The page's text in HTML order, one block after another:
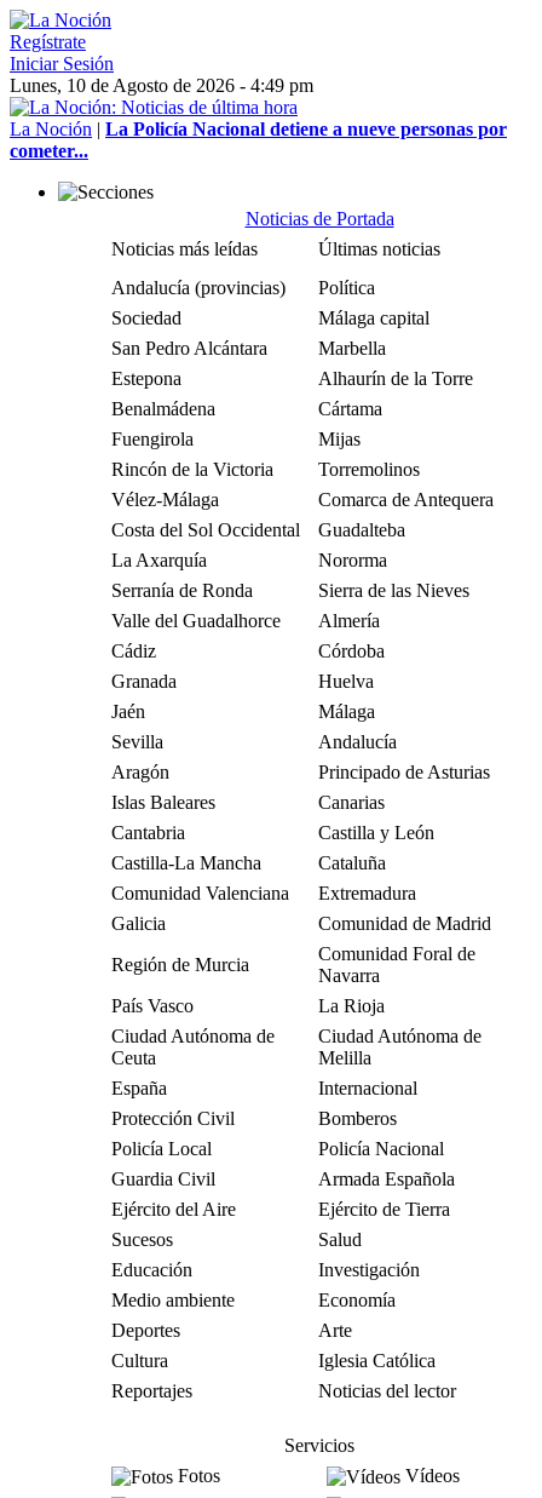
Regístrate
Iniciar Sesión
Lunes, 10 de Agosto de 2026 - 4:49 pm
La Noción | La Policía Nacional detiene a nueve personas por
cometer...
Noticias de Portada
Noticias más leídas
Últimas noticias
Andalucía (provincias)
Política
Sociedad
Málaga capital
San Pedro Alcántara
Marbella
Estepona
Alhaurín de la Torre
Benalmádena
Cártama
Fuengirola
Mijas
Rincón de la Victoria
Torremolinos
Vélez-Málaga
Comarca de Antequera
Costa del Sol Occidental
Guadalteba
La Axarquía
Nororma
Serranía de Ronda
Sierra de las Nieves
Valle del Guadalhorce
Almería
Cádiz
Córdoba
Granada
Huelva
Jaén
Málaga
Sevilla
Andalucía
Aragón
Principado de Asturias
Islas Baleares
Canarias
Cantabria
Castilla y León
Castilla-La Mancha
Cataluña
Comunidad Valenciana
Extremadura
Galicia
Comunidad de Madrid
Región de Murcia
Comunidad Foral de
Navarra
País Vasco
La Rioja
Ciudad Autónoma de
Ceuta
Ciudad Autónoma de
Melilla
España
Internacional
Protección Civil
Bomberos
Policía Local
Policía Nacional
Guardia Civil
Armada Española
Ejército del Aire
Ejército de Tierra
Sucesos
Salud
Educación
Investigación
Medio ambiente
Economía
Deportes
Arte
Cultura
Iglesia Católica
Reportajes
Noticias del lector
Servicios
Fotos
Vídeos